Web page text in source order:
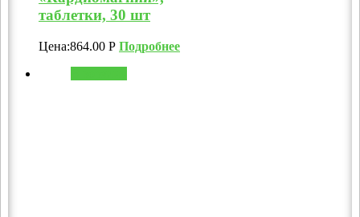
таблетки, 30 шт
Цена:864.00 Р Подробнее